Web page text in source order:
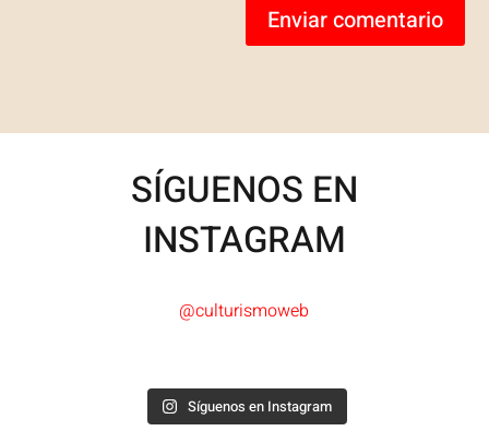
Enviar comentario
SÍGUENOS EN
INSTAGRAM
@culturismoweb
Síguenos en Instagram